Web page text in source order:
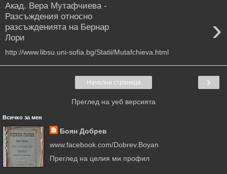
Акад. Вера Мутафчиева -
Разсъждения относно
разсъжденията на Бернар
Лори
›
http://www.libsu.uni-sofia.bg/Statii/Mutafchieva.html
›
Начална страница
Преглед на уеб версията
Всичко за мен
Боян Добрев
www.facebook.com/Dobrev.Boyan
Преглед на целия ми профил